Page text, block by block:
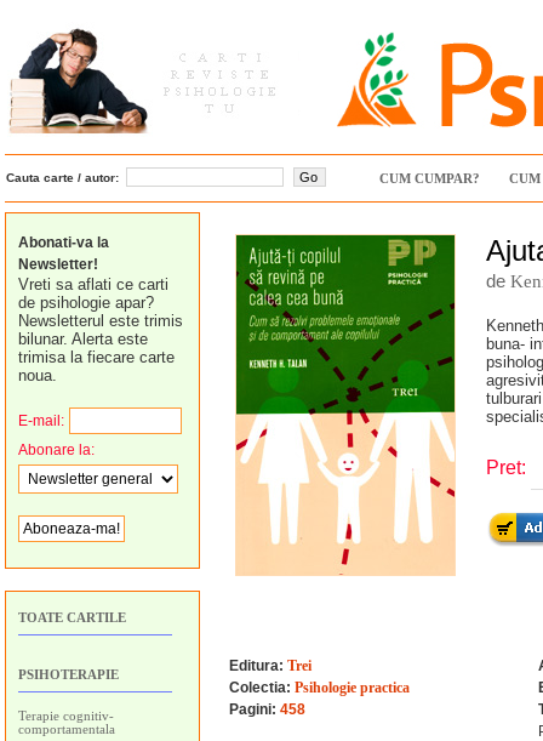
Cauta carte / autor: CUM CUMPAR? CUM
Abonati-va la
Newsletter!
Vreti sa aflati ce carti
de psihologie apar?
Newsletterul este trimis
bilunar. Alerta este
trimisa la fiecare carte
noua.
E-mail:
Abonare la:
TOATE CARTILE
PSIHOTERAPIE
Terapie cognitiv-
comportamentala
de
buna-
Pret:
Editura: Trei
Colectia: Psihologie practica
Pagini: 458